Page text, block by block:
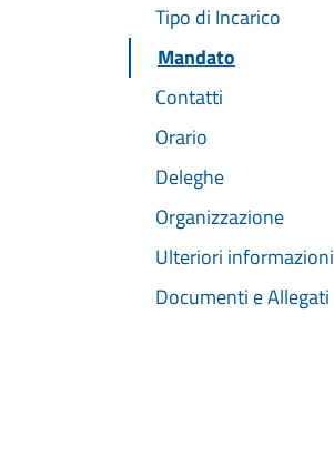
Tipo di Incarico
Mandato
Contatti
Orario
Deleghe
Organizzazione
Ulteriori informazioni
Documenti e Allegati